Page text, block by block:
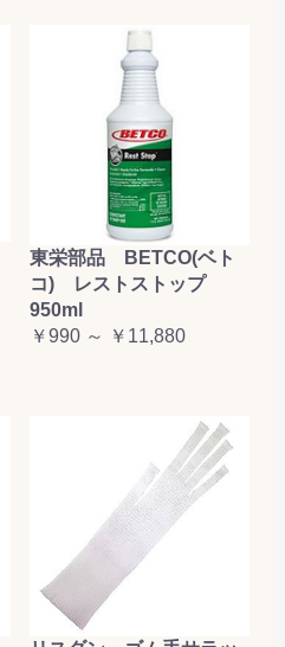
東栄部品 BETCO(ベト
コ) レストストップ
950ml
￥990 ～ ￥11,880